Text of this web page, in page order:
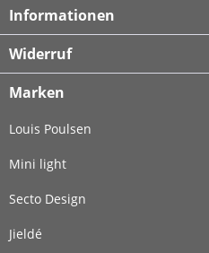
Informationen
Widerruf
Marken
Louis Poulsen
Mini light
Secto Design
Jieldé